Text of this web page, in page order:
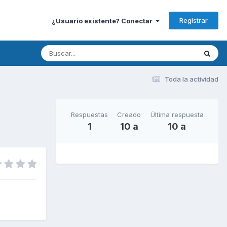
¿Usuario existente? Conectar Registrar
Toda la actividad
Respuestas
1
Creado
10 a
Última respuesta
10 a